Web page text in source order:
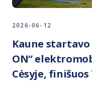
2026-06-12
Kaune
ON“
Cėsyje,